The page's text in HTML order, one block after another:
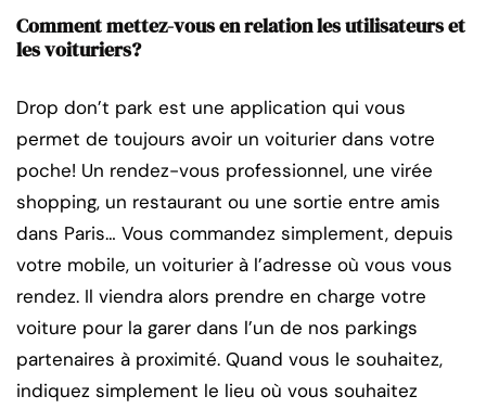
Comment mettez-vous en relation les utilisateurs et
les voituriers?
Drop don’t park est une application qui vous
permet de toujours avoir un voiturier dans votre
poche! Un rendez-vous professionnel, une virée
shopping, un restaurant ou une sortie entre amis
dans Paris… Vous commandez simplement, depuis
votre mobile, un voiturier à l’adresse où vous vous
rendez. Il viendra alors prendre en charge votre
voiture pour la garer dans l’un de nos parkings
partenaires à proximité. Quand vous le souhaitez,
indiquez simplement le lieu où vous souhaitez